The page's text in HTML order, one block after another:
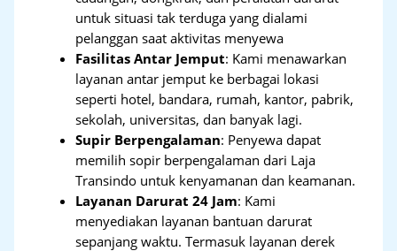
untuk situasi tak terduga yang dialami
pelanggan saat aktivitas menyewa
Fasilitas Antar Jemput: Kami menawarkan
layanan antar jemput ke berbagai lokasi
seperti hotel, bandara, rumah, kantor, pabrik,
sekolah, universitas, dan banyak lagi.
Supir Berpengalaman: Penyewa dapat
memilih sopir berpengalaman dari Laja
Transindo untuk kenyamanan dan keamanan.
Layanan Darurat 24 Jam: Kami
menyediakan layanan bantuan darurat
sepanjang waktu. Termasuk layanan derek